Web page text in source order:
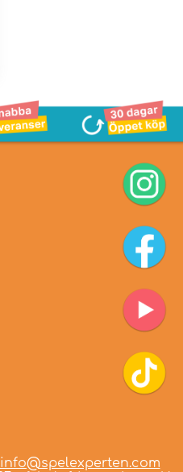
info@spelexperten.com